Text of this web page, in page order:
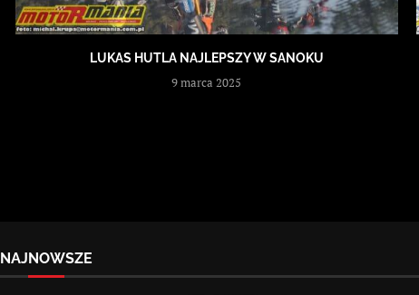
LUKAS HUTLA NAJLEPSZY W SANOKU
9 marca 2025
NAJNOWSZE